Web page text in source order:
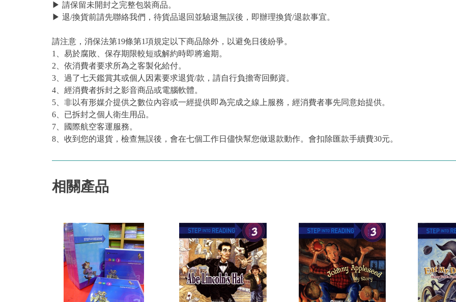
▶ 請保留未開封之完整包裝商品。
▶ 退/換貨前請先聯絡我們，待貨品退回並驗退無誤後，即辦理換貨/退款事宜。
請注意，消保法第19條第1項規定以下商品除外，以避免日後紛爭。
1、易於腐敗、保存期限較短或解約時即將逾期。
2、依消費者要求所為之客製化給付。
3、過了七天鑑賞其或個人因素要求退貨/款，請自行負擔寄回郵資。
4、經消費者拆封之影音商品或電腦軟體。
5、非以有形媒介提供之數位內容或一經提供即為完成之線上服務，經消費者事先同意始提供。
6、已拆封之個人衛生用品。
7、國際航空客運服務。
8、收到您的退貨，檢查無誤後，會在七個工作日儘快幫您做退款動作。會扣除匯款手續費30元。
相關產品